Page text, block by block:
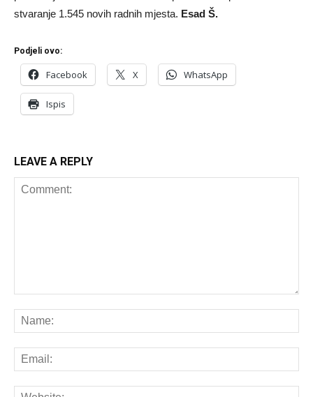
stvaranje 1.545 novih radnih mjesta. Esad Š.
Podjeli ovo:
Facebook X WhatsApp
Ispis
LEAVE A REPLY